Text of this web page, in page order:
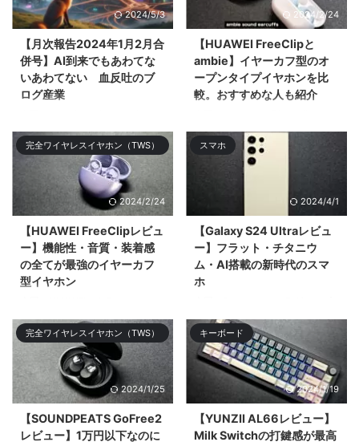
2024/5/3
【月次報告2024年1月2月合
併号】AI到来でもあわてな
いあわてない 血反吐のブ
ログ産業
次報告を合算して振り返りや感じ
たことをツ& ...
2024/2/24
【HUAWEI FreeClipと
ambie】イヤーカフ型のオ
ープンタイプイヤホンを比
較。おすすめな人も紹介
「ambie AM-TW01」と2024年
登場の「HUAWEI FreeClip」を比
較してどち ...
完全ワイヤレスイヤホン（TWS）
2024/2/24
【HUAWEI FreeClipレビュ
ー】機能性・音質・装着感
の全てが最強のイヤーカフ
型イヤホン
11,749%の超絶大成功を記録した
オープンタイプ（&# ...
スマホ
2024/4/1
【Galaxy S24 Ultraレビュ
ー】フラット・チタニウ
ム・AI搭載の新時代のスマ
ホ
スマホ「Galaxy S24 Ultra」をレ
ビューする。大まかなデザ ...
完全ワイヤレスイヤホン（TWS）
2024/1/25
【SOUNDPEATS GoFree2
レビュー】1万円以下なのに
キーボード
2024/1/19
【YUNZII AL66レビュー】
Milk Switchの打鍵感が最高